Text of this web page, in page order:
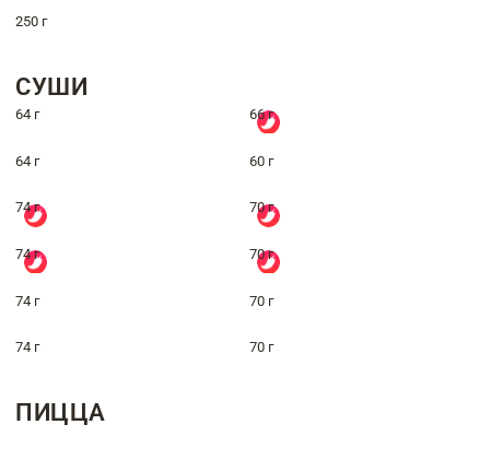
250 г
СУШИ
64 г 66 г
64 г 60 г
74 г 70 г
74 г 70 г
74 г 70 г
74 г 70 г
ПИЦЦА